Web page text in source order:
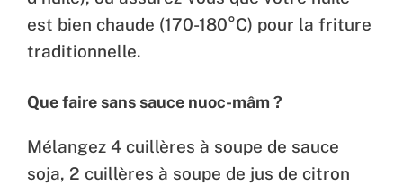
est bien chaude (170-180°C) pour la friture
traditionnelle.
Que faire sans sauce nuoc-mâm ?
Mélangez 4 cuillères à soupe de sauce
soja, 2 cuillères à soupe de jus de citron